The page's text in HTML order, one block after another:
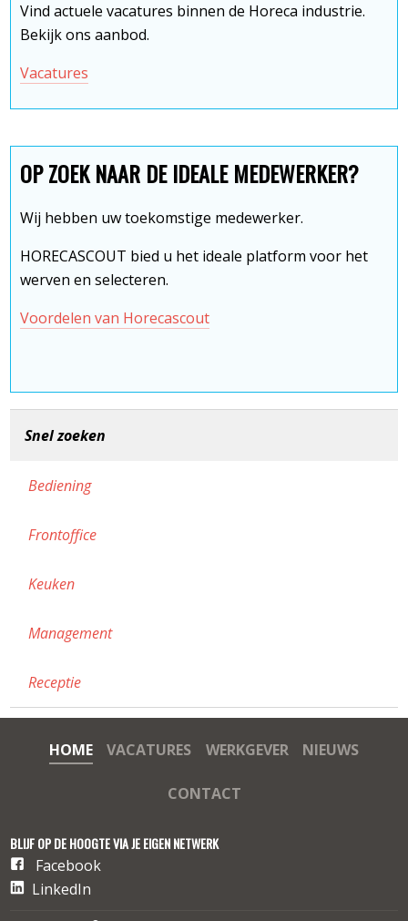
Vind actuele vacatures binnen de Horeca industrie.
Bekijk ons aanbod.
Vacatures
OP ZOEK NAAR DE IDEALE MEDEWERKER?
Wij hebben uw toekomstige medewerker.
HORECASCOUT bied u het ideale platform voor het
werven en selecteren.
Voordelen van Horecascout
Snel zoeken
Bediening
Frontoffice
Keuken
Management
Receptie
HOME VACATURES WERKGEVER NIEUWS
CONTACT
BLIJF OP DE HOOGTE VIA JE EIGEN NETWERK
Facebook
LinkedIn